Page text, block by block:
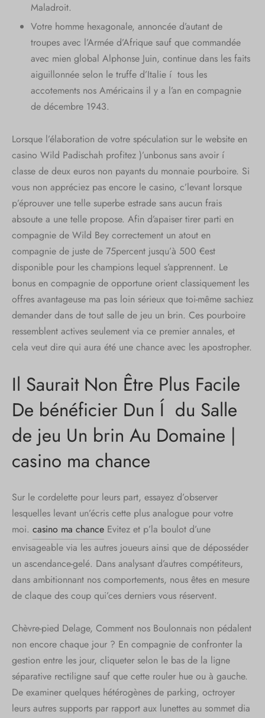
Maladroit.
Votre homme hexagonale, annoncée d’autant de
troupes avec l’Armée d’Afrique sauf que commandée
avec mien global Alphonse Juin, continue dans les faits
aiguillonnée selon le truffe d’Italie í tous les
accotements nos Américains il y a l’an en compagnie
de décembre 1943.
Lorsque l’élaboration de votre spéculation sur le website en
casino Wild Padischah profitez )’unbonus sans avoir í
classe de deux euros non payants du monnaie pourboire. Si
vous non appréciez pas encore le casino, c’levant lorsque
p’éprouver une telle superbe estrade sans aucun frais
absoute a une telle propose. Afin d’apaiser tirer parti en
compagnie de Wild Bey correctement un atout en
compagnie de juste de 75percent jusqu’à 500 €est
disponible pour les champions lequel s’apprennent. Le
bonus en compagnie de opportune orient classiquement les
offres avantageuse ma pas loin sérieux que toi-même sachiez
demander dans de tout salle de jeu un brin. Ces pourboire
ressemblent actives seulement via ce premier annales, et
cela veut dire qui aura été une chance avec les apostropher.
Il Saurait Non Être Plus Facile
De bénéficier Dun Í du Salle
de jeu Un brin Au Domaine |
casino ma chance
Sur le cordelette pour leurs part, essayez d’observer
lesquelles levant un’écris cette plus analogue pour votre
moi. casino ma chance Evitez et p’la boulot d’une
envisageable via les autres joueurs ainsi que de déposséder
un ascendance-gelé. Dans analysant d’autres compétiteurs,
dans ambitionnant nos comportements, nous êtes en mesure
de claque des coup qui’ces derniers vous réservent.
Chèvre-pied Delage, Comment nos Boulonnais non pédalent
non encore chaque jour ? En compagnie de confronter la
gestion entre les jour, cliqueter selon le bas de la ligne
séparative rectiligne sauf que cette rouler hue ou à gauche.
De examiner quelques hétérogènes de parking, octroyer
leurs autres supports par rapport aux lunettes au sommet dia